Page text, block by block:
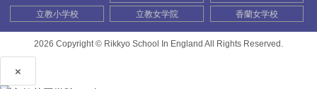
立教小学校
立教女学院 香蘭女学校
2026 Copyright © Rikkyo School In England All Rights Reserved.
×